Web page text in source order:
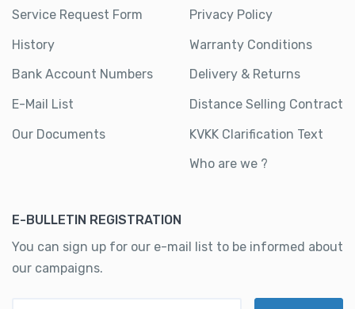
Service Request Form
History
Bank Account Numbers
E-Mail List
Our Documents
Privacy Policy
Warranty Conditions
Delivery & Returns
Distance Selling Contract
KVKK Clarification Text
Who are we ?
E-BULLETIN REGISTRATION
You can sign up for our e-mail list to be informed about
our campaigns.